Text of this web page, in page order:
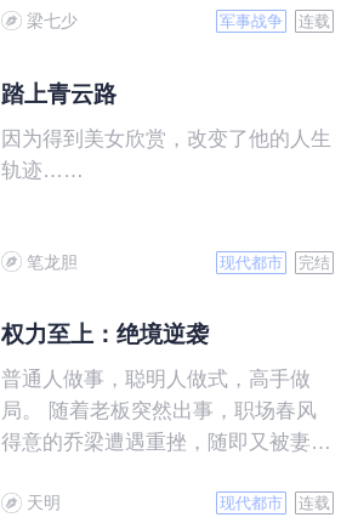
梁七少 军事战争 连载
踏上青云路
因为得到美女欣赏，改变了他的人生
轨迹……
笔龙胆 现代都市 完结
权力至上：绝境逆袭
普通人做事，聪明人做式，高手做
局。 随着老板突然出事，职场春风
得意的乔梁遭遇重挫，随即又被妻子
了一个精心布置的圈套……
天明 现代都市 连载